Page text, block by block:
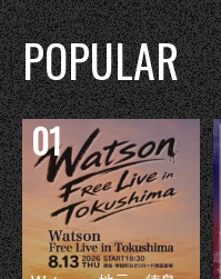
POPULAR